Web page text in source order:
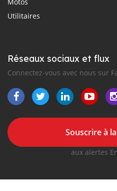
Utilitaires
Réseaux sociaux et flux
Connectez-vous avec nous sur
Souscrire à
aux alertes